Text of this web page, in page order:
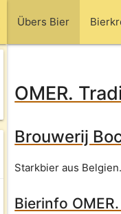
Übers Bier
OMER.
Brouwerij
Starkbier aus Belgien.
Bierinfo